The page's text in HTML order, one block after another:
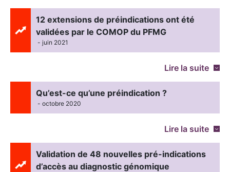
12 extensions de préindications ont été
validées par le COMOP du PFMG
- juin 2021
Lire la suite
Qu’est-ce qu’une préindication ?
- octobre 2020
Lire la suite
Validation de 48 nouvelles pré-indications
d’accès au diagnostic génomique